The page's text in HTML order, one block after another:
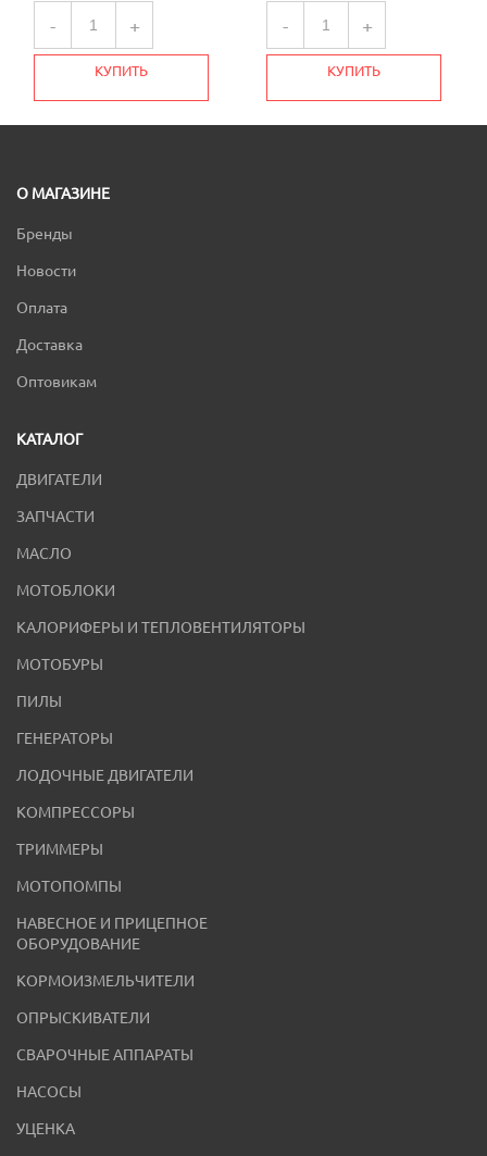
- +
КУПИТЬ
- +
КУПИТЬ
О МАГАЗИНЕ
Бренды
Новости
Оплата
Доставка
Оптовикам
КАТАЛОГ
ДВИГАТЕЛИ
ЗАПЧАСТИ
МАСЛО
МОТОБЛОКИ
КАЛОРИФЕРЫ И ТЕПЛОВЕНТИЛЯТОРЫ
МОТОБУРЫ
ПИЛЫ
ГЕНЕРАТОРЫ
ЛОДОЧНЫЕ ДВИГАТЕЛИ
КОМПРЕССОРЫ
ТРИММЕРЫ
МОТОПОМПЫ
НАВЕСНОЕ И ПРИЦЕПНОЕ
ОБОРУДОВАНИЕ
КОРМОИЗМЕЛЬЧИТЕЛИ
ОПРЫСКИВАТЕЛИ
СВАРОЧНЫЕ АППАРАТЫ
НАСОСЫ
УЦЕНКА